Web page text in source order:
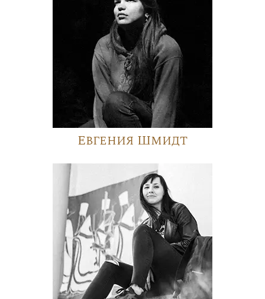
Евгения Шмидт